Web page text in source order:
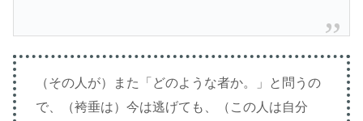
（その人が）また「どのような者か。」と問うの
で、（袴垂は）今は逃げても、（この人は自分